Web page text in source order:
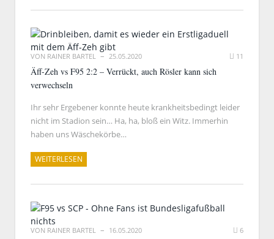
VON RAINER BARTEL 25.05.2020 11
Äff-Zeh vs F95 2:2 – Verrückt, auch Rösler kann sich
verwechseln
Ihr sehr Ergebener konnte heute krankheitsbedingt leider
nicht im Stadion sein… Ha, ha, bloß ein Witz. Immerhin
haben uns Wäschekörbe…
WEITERLESEN
VON RAINER BARTEL 16.05.2020 6